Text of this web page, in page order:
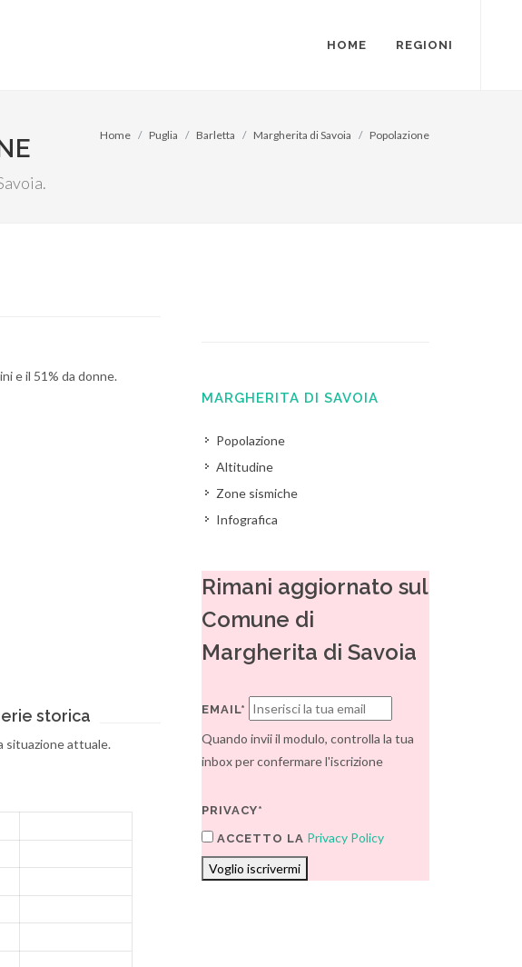
HOME REGIONI
Home Puglia Barletta Margherita di Savoia Popolazione
e il 51% da donne.
storica
situazione attuale.
MARGHERITA DI SAVOIA
Popolazione
Altitudine
Zone sismiche
Infografica
Rimani aggiornato sul
Comune di
Margherita di Savoia
EMAIL*
Quando invii il modulo, controlla la tua
inbox per confermare l'iscrizione
PRIVACY*
ACCETTO LA Privacy Policy
Voglio iscrivermi